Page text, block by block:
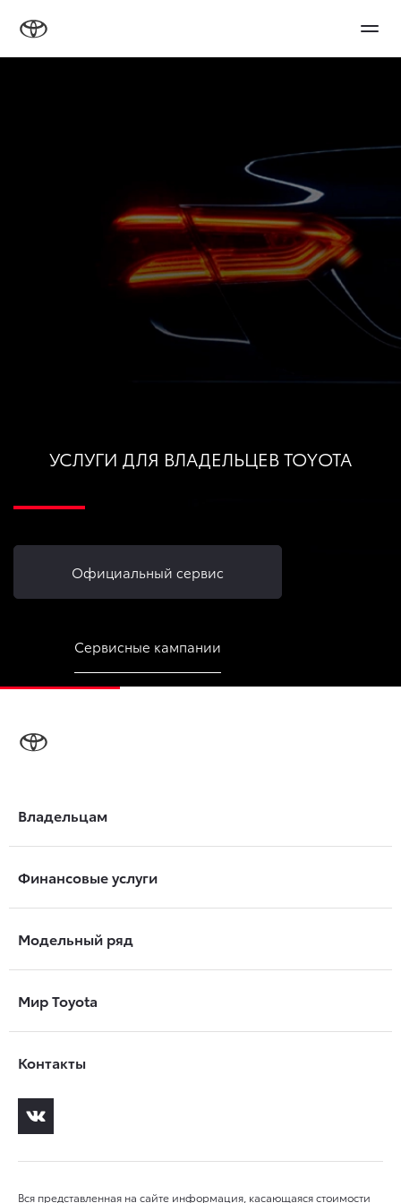
УСЛУГИ ДЛЯ ВЛАДЕЛЬЦЕВ TOYOTA
Официальный сервис
Сервисные кампании
Владельцам
Финансовые услуги
Модельный ряд
Мир Toyota
Контакты
Вся представленная на сайте информация, касающаяся стоимости